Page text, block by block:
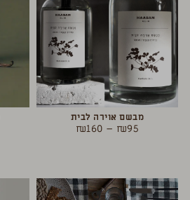
מבשם אוירה לבית
₪95
–
₪160